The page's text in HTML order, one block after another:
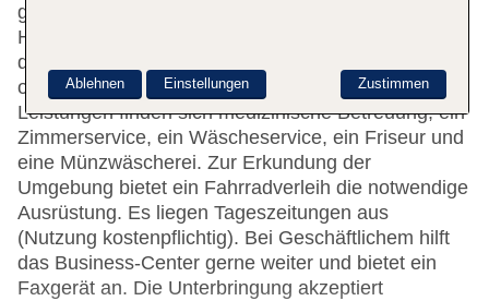
genutzt werden. Zur weiteren Einrichtung des
Hauses zählt ein TV-Raum. Bei einer Anreise mit
dem Auto können die Gäste dieses in einer Garage
oder auf dem Parkplatz parken. Unter den weiteren
Leistungen finden sich medizinische Betreuung, ein
Zimmerservice, ein Wäscheservice, ein Friseur und
eine Münzwäscherei. Zur Erkundung der
Umgebung bietet ein Fahrradverleih die notwendige
Ausrüstung. Es liegen Tageszeitungen aus
(Nutzung kostenpflichtig). Bei Geschäftlichem hilft
das Business-Center gerne weiter und bietet ein
Faxgerät an. Die Unterbringung akzeptiert
Zustimmen
Ablehnen Einstellungen